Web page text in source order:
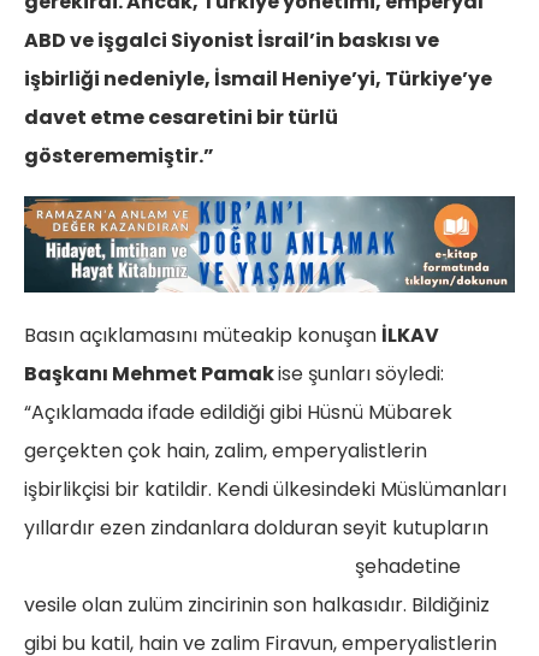
ABD ve işgalci Siyonist İsrail’in baskısı ve
işbirliği nedeniyle, İsmail Heniye’yi, Türkiye’ye
davet etme cesaretini bir türlü
gösterememiştir.”
Basın açıklamasını müteakip konuşan İLKAV
Başkanı Mehmet Pamakise şunları söyledi:
“Açıklamada ifade edildiği gibi Hüsnü Mübarek
gerçekten çok hain, zalim, emperyalistlerin
işbirlikçisi bir katildir. Kendi ülkesindeki Müslümanları
yıllardır ezen zindanlaradolduran seyit kutupların
şehadetine
vesile olan zulüm zincirinin son halkasıdır. Bildiğiniz
gibi bu katil, hain ve zalim Firavun, emperyalistlerin